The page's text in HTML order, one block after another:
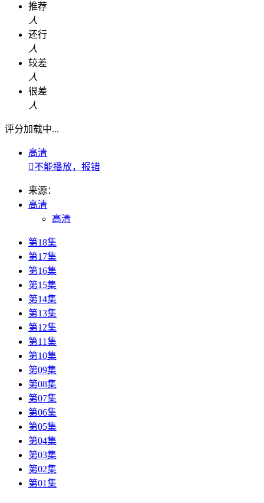
推荐
人
还行
人
较差
人
很差
人
评分加载中...
高清
不能播放，报错
来源：
高清
高清
第18集
第17集
第16集
第15集
第14集
第13集
第12集
第11集
第10集
第09集
第08集
第07集
第06集
第05集
第04集
第03集
第02集
第01集